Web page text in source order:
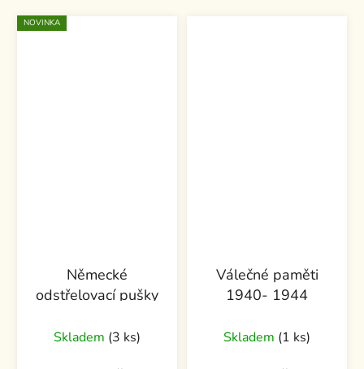
NOVINKA
Německé
odstřelovací pušky
Skladem (3 ks)
Válečné paměti
1940- 1944
Skladem (1 ks)